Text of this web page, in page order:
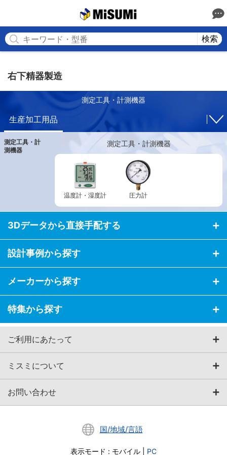
検索
右下精器製造
測定工具・計測機器
生産加工用品
測定工具・計
測機器
測定工具・計測機器
温度計・湿度計 圧力計
3Dデータから直接手配する
設計事例から探す
メーカーから探す
特集から探す
ご利用にあたって
ミスミについて
お問い合わせ
国/地域/言語
表示モード : モバイル PC